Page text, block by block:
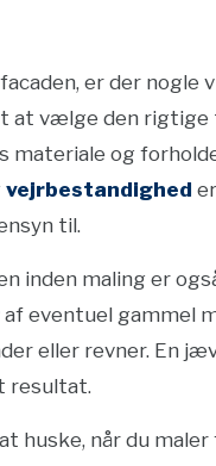
er der nogle
at vælge den rigtige
materiale og
vejrbestandighed er
til.
inden maling er
af eventuel gammel
eller revner. En
resultat.
huske, når du maler